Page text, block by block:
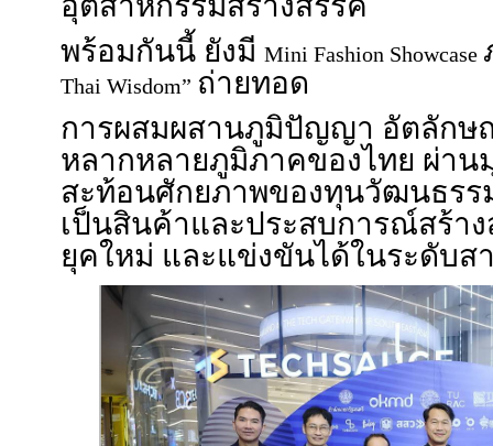
พร้อมกันนี้ ยังมี Mini Fashion Showcase
Thai Wisdom” ถ่ายทอด
การผสมผสานภูมิปัญญา อัตลักษ
หลากหลายภูมิภาคของไทย ผ่า
สะท้อนศักยภาพของทุนวัฒนธร
เป็นสินค้าและประสบการณ์สร้า
ยุคใหม่ และแข่งขันได้ในระดับส